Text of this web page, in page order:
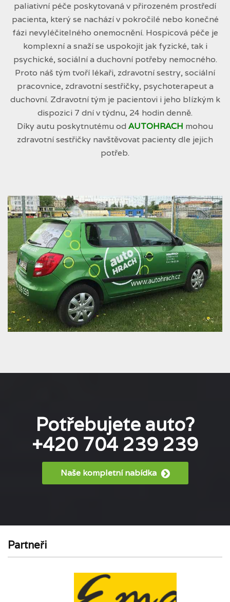
paliativní péče poskytovaná v přirozeném prostředí
pacienta, který se nachází v pokročilé nebo konečné
fázi nevyléčitelného onemocnění. Hospicová péče je
komplexní a snaží se uspokojit jak fyzické, tak i
psychické, sociální a duchovní potřeby nemocného.
Proto náš tým tvoří lékaři, zdravotní sestry, sociální
pracovnice, zdravotní sestřičky, psychoterapeut a
duchovní. Zdravotní tým je pacientovi i jeho blízkým k
dispozici 7 dní v týdnu, 24 hodin denně.
Díky autu poskytnutému od AUTOHRACH mohou
zdravotní sestřičky navštěvovat pacienty dle jejich
potřeb.
Potřebujete auto?
+420 704 239 239
Naše kompletní nabídka
Partneři